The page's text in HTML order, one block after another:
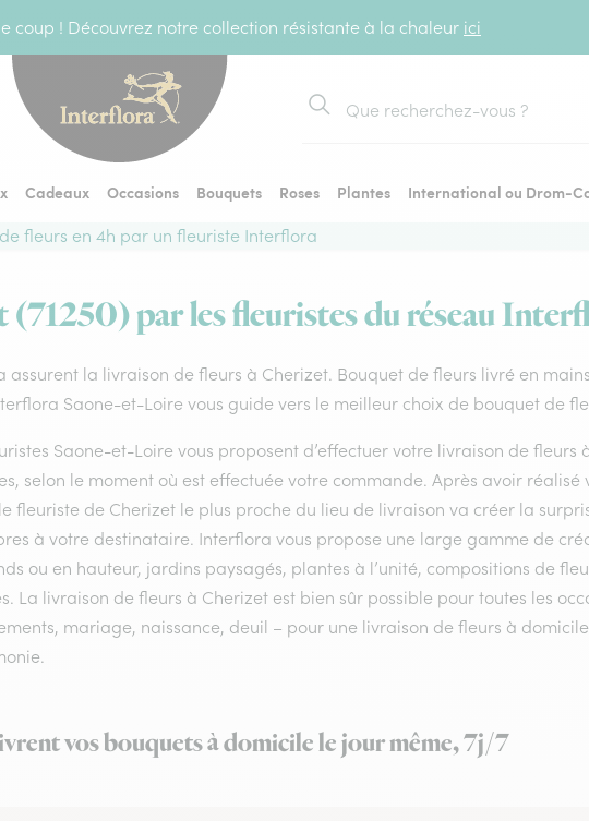
coup ! Découvrez notre collection résistante à la chaleur ici
Rechercher
Cadeaux Occasions Bouquets Roses Plantes
International ou Drom-
fleurs en 4h par un fleuriste Interflora
par les fleuristes du réseau
assurent la livraison de fleurs à Cherizet. Bouquet de fleurs livré en
Saone-et-Loire vous guide vers le meilleur choix de bouquet de
Saone-et-Loire vous proposent d’effectuer votre livraison de fleurs
selon le moment où est effectuée votre commande. Après avoir
fleuriste de Cherizet le plus proche du lieu de livraison va créer la
à votre destinataire. Interflora vous propose une large gamme de
ou en hauteur, jardins paysagés, plantes à l’unité, compositions de
La livraison de fleurs à Cherizet est bien sûr possible pour toutes les
mariage, naissance, deuil – pour une livraison de fleurs à
vos bouquets à domicile le jour même, 7j/7